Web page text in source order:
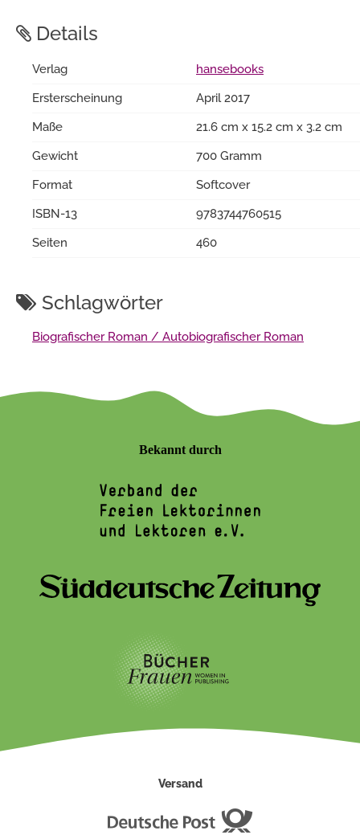
Details
Verlag
hansebooks
Ersterscheinung
April 2017
Maße
21.6 cm x 15.2 cm x 3.2 cm
Gewicht
700 Gramm
Format
Softcover
ISBN-13
9783744760515
Seiten
460
Schlagwörter
Biografischer Roman / Autobiografischer Roman
Bekannt durch
Versand